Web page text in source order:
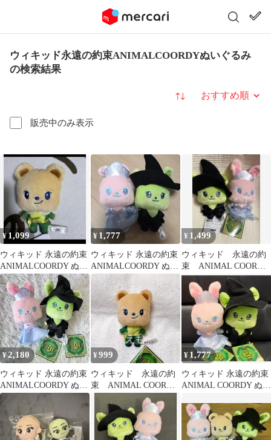
ウィキッド永遠の約束ANIMALCOORDYぬいぐるみ
の検索結果
販売中のみ表示
並び替え
¥1,099
ウィキッド 永遠の約束
ANIMALCOORDY ぬい
ぐるみ フィエロ
¥ 1,777
ウィキッド 永遠の約束
ANIMALCOORDY ぬい
ぐるみ エルファバ グリ
ンダ
¥ 1,499
ウィキッド 永遠の約
束 ANIMAL COORDY
ぬいぐるみ WICKED
¥2,180
ウィキッド 永遠の約束
ANIMALCOORDY ぬい
ぐるみ エルファバ グリ
ンダ 2点セット 2R
¥999
ウィキッド 永遠の約
束 ANIMAL COORDY
ぬいぐるみ フィエロ
¥ 1,777
ウィキッド 永遠の約束
ANIMAL COORDY ぬい